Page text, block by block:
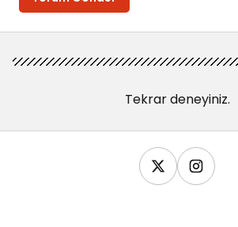
Tekrar deneyiniz.